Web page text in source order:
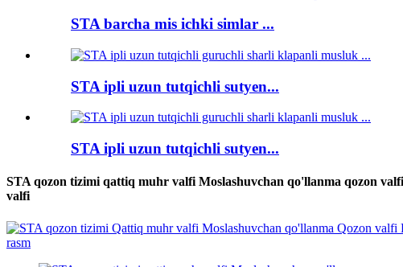
STA barcha mis ichki simlar ...
STA ipli uzun tutqichli sutyen...
STA ipli uzun tutqichli sutyen...
STA qozon tizimi qattiq muhr valfi Moslashuvchan qo'llanma qozon
valfi